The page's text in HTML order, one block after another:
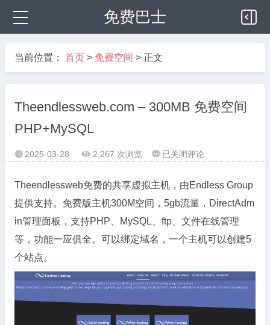
免费巴士
当前位置： 首页 > 免费空间 > 正文
Theendlessweb.com – 300MB 免费空间
PHP+MySQL
 2025-03-28  2,267 次浏览  Theendlessweb.com
300MB
空
间
已关闭评论
Theendlessweb免费的共享虚拟主机，由Endless Group
提供支持。免费版主机300M空间，5gb流量，DirectAdm
in管理面板，支持PHP、MySQL、ftp、文件在线管理
等，功能一应俱全。可以绑定域名，一个主机可以创建5
个站点。